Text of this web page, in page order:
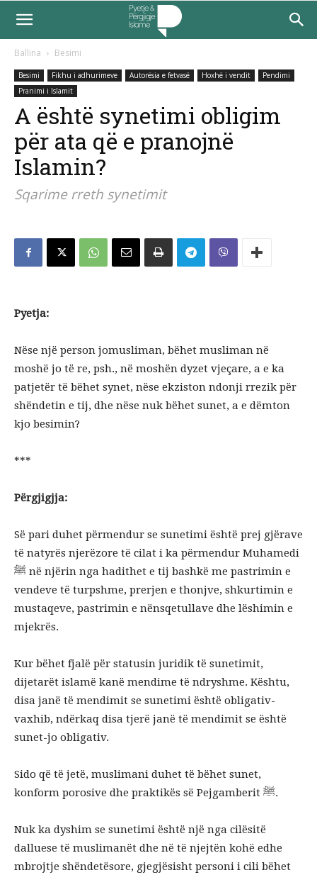
Ballina Besimi
Besimi Fikhu i adhurimeve Autorësia e fetvasë Hoxhë i vendit
Pendimi
Pranimi i Islamit
A është synetimi obligim
për ata që e pranojnë
Islamin?
Sqarime rreth synetimit
Pyetja:
Nëse një person jomusliman, bëhet musliman në
moshë jo të re, psh., në moshën dyzet vjeçare, a e ka
patjetër të bëhet synet, nëse ekziston ndonji rrezik për
shëndetin e tij, dhe nëse nuk bëhet sunet, a e dëmton
kjo besimin?
***
Përgjigjja:
Së pari duhet përmendur se sunetimi është prej gjërave
të natyrës njerëzore të cilat i ka përmendur Muhamedi
ﷺ në njërin nga hadithet e tij bashkë me pastrimin e
vendeve të turpshme, prerjen e thonjve, shkurtimin e
mustaqeve, pastrimin e nënsqetullave dhe lëshimin e
mjekrës.
Kur bëhet fjalë për statusin juridik të sunetimit,
dijetarët islamë kanë mendime të ndryshme. Kështu,
disa janë të mendimit se sunetimi është obligativ-
vaxhib, ndërkaq disa tjerë janë të mendimit se është
sunet-jo obligativ.
Sido që të jetë, muslimani duhet të bëhet sunet,
konform porosive dhe praktikës së Pejgamberit ﷺ.
Nuk ka dyshim se sunetimi është një nga cilësitë
dalluese të muslimanët dhe në të njejtën kohë edhe
mbrojtje shëndetësore, gjegjësisht personi i cili bëhet